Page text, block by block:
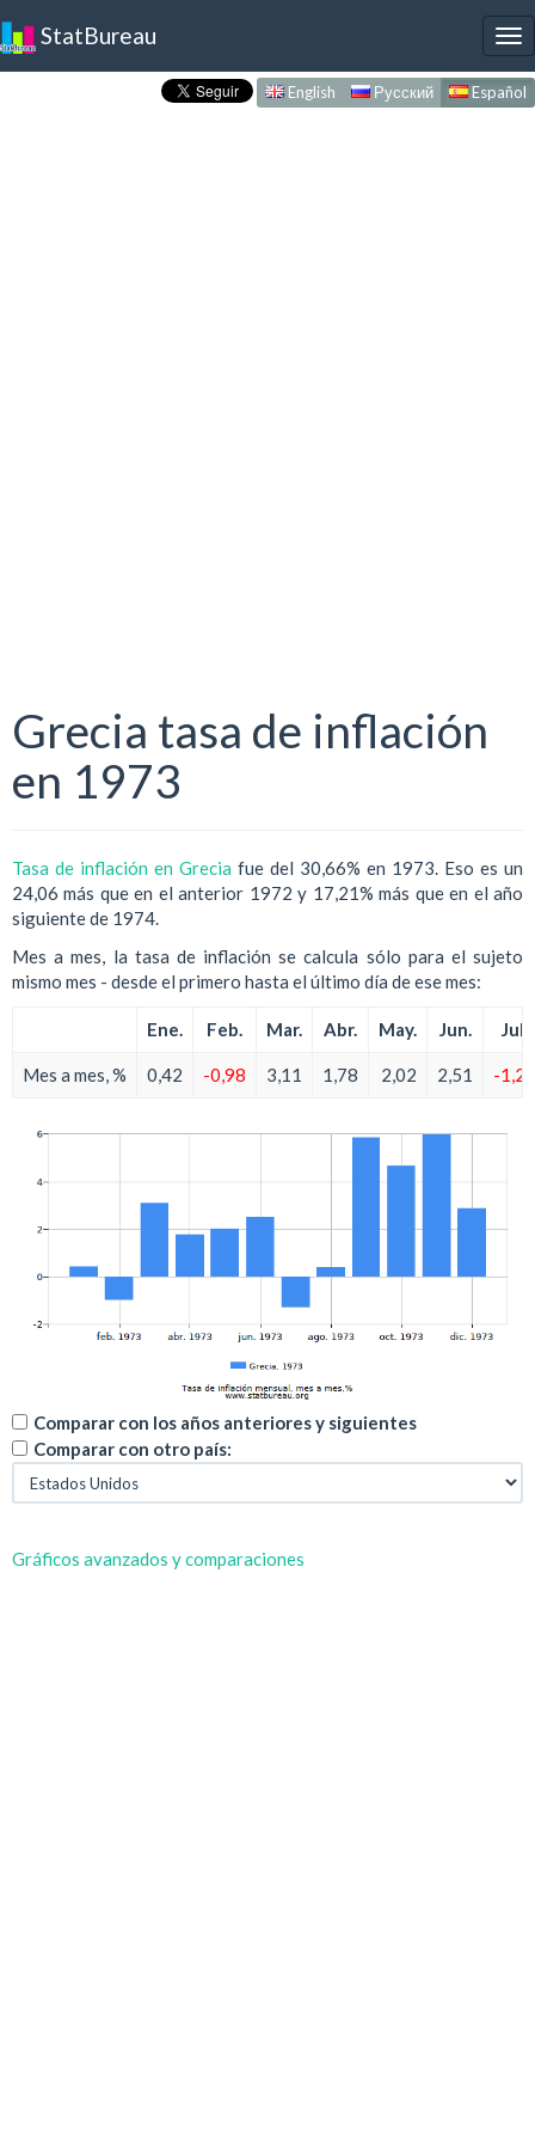
StatBureau
English Русский Español
Grecia tasa de inflación
en 1973
Tasa de inflación en Grecia fue del 30,66% en 1973. Eso es un
24,06 más que en el anterior 1972 y 17,21% más que en el año
siguiente de 1974.
Mes a mes, la tasa de inflación se calcula sólo para el sujeto
mismo mes - desde el primero hasta el último día de ese mes:
Ene. Feb. Mar. Abr. May. Jun. Jul.
Mes a mes, % 0,42 -0,98 3,11 1,78 2,02 2,51 -1,29
Comparar con los años anteriores y siguientes
Comparar con otro país:
Gráficos avanzados y comparaciones